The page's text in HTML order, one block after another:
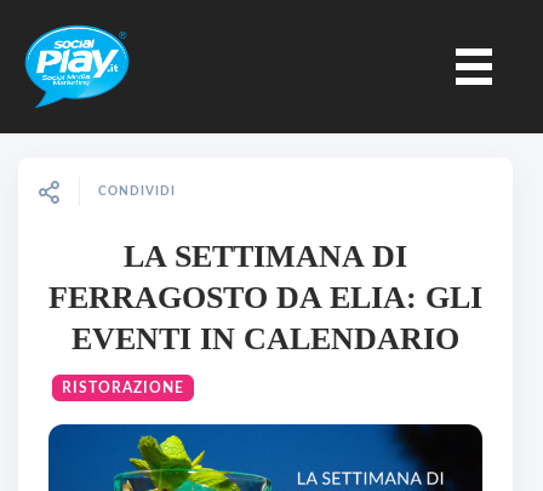
CONDIVIDI
LA SETTIMANA DI
FERRAGOSTO DA ELIA: GLI
EVENTI IN CALENDARIO
RISTORAZIONE